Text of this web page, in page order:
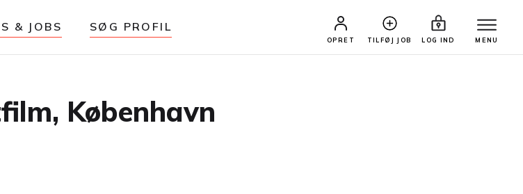
& JOBS SØG PROFIL
OPRET TILFØJ JOB LOG IND MENU
København